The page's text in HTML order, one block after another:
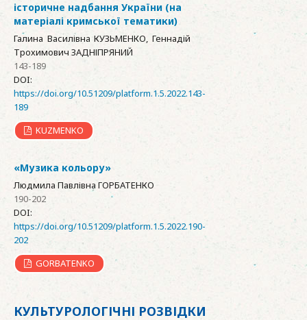
історичне надбання України (на
матеріалі кримської тематики)
Галина Василівна КУЗЬМЕНКО, Геннадій
Трохимович ЗАДНІПРЯНИЙ
143-189
DOI:
https://doi.org/10.51209/platform.1.5.2022.143-
189
KUZMENKO
«Музика кольору»
Людмила Павлівна ГОРБАТЕНКО
190-202
DOI:
https://doi.org/10.51209/platform.1.5.2022.190-
202
GORBATENKO
КУЛЬТУРОЛОГІЧНІ РОЗВІДКИ